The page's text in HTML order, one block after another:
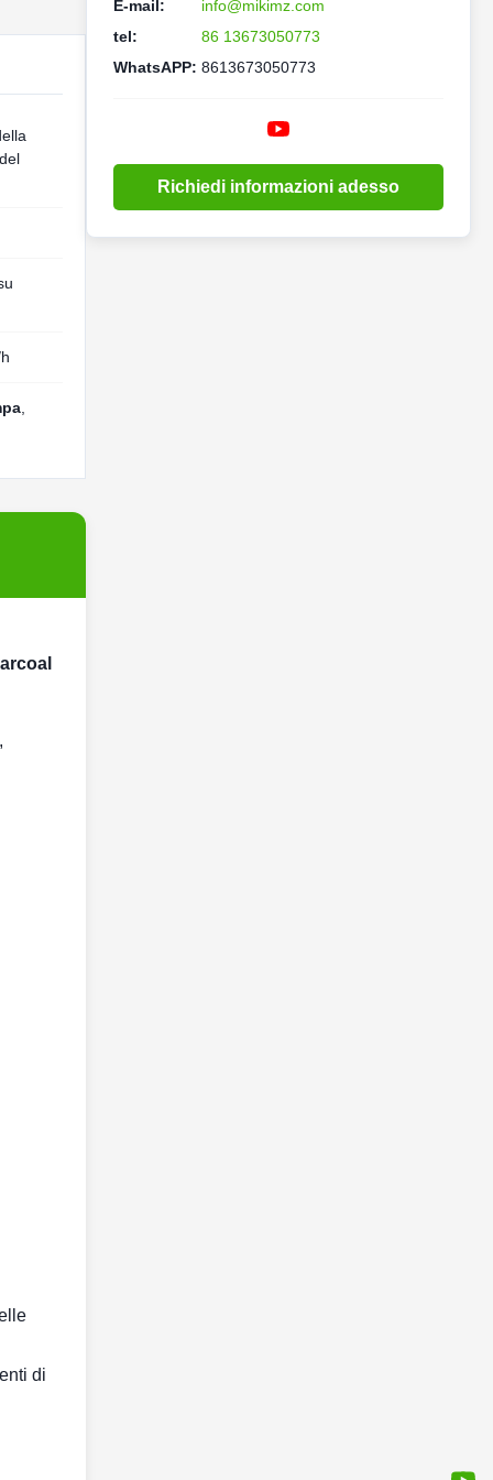
di
E-mail:
info@mikimz.com
tel:
86 13673050773
WhatsAPP: 8613673050773
Richiedi informazioni adesso